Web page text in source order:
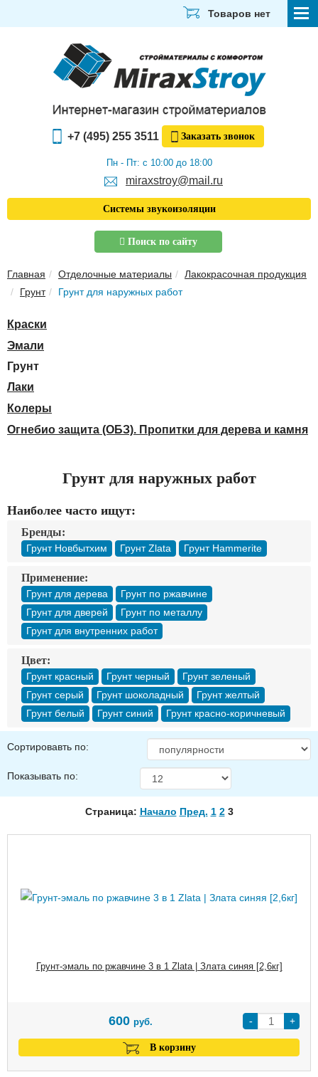
СТРОЙМАТЕРИАЛЫ
ОТДЕЛОЧНЫЕ МАТЕРИАЛЫ
САНТЕХНИКА
ЭЛЕКТРИКА И ОСВЕЩЕНИЕ
ЗВУКОИЗОЛЯЦИЯ
ТЕПЛОИЗОЛЯЦИЯ
Главная
О компании
Доставка
Оплата
Товаров нет
+7 (495) 255 3511 Заказать звонок
Пн - Пт: с 10:00 до 18:00
miraxstroy@mail.ru
Системы звукоизоляции
Поиск по сайту
Главная Отделочные материалы
Лакокрасочная продукция
Грунт
Грунт для наружных работ
Краски
Эмали
Грунт
Лаки
Колеры
Огнебио защита (ОБЗ). Пропитки для дерева и камня
Грунт для наружных работ
Наиболее часто ищут:
Бренды:
Грунт Новбытхим Грунт Zlata Грунт Hammerite
Применение:
Грунт для дерева
Грунт по ржавчине
Грунт для дверей
Грунт по металлу
Грунт для внутренних работ
Цвет:
Грунт красный Грунт черный
Грунт зеленый
Грунт серый
Грунт шоколадный
Грунт желтый
Грунт белый
Грунт синий Грунт красно-коричневый
Сортировавть по:
Показывать по:
Страница: Начало Пред. 1 23
Грунт-эмаль по ржавчине 3 в 1 Zlata | Злата синяя [2,6кг]
- +
600 руб.
В корзину